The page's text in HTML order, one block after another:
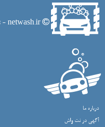
netwash.ir - تمام حقوق سایت نت واش محفوظ است
درباره ما
آگهی در نت واش